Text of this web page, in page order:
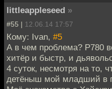
littleappleseed »
#55 | 12.06.14 17:57
Кому: Ivan, #5
А в чем проблема? P780
хитёр и быстр, и
4 суток, несмотря на то,
детёныш мой младший в